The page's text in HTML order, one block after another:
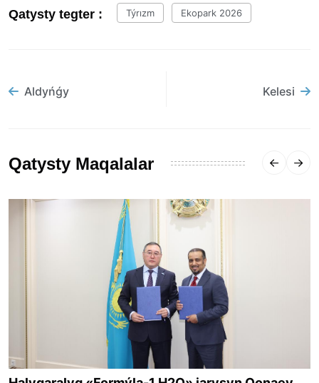
Qatysty tegter : Týrızm Ekopark 2026
Aldyńǵy Kelesi
Qatysty Maqalalar